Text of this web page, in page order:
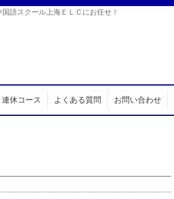
語スクール上海ＥＬＣにお任せ！
連休コース よくある質問 お問い合わせ